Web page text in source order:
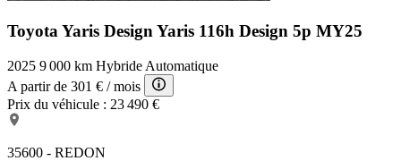
Toyota Yaris Design Yaris 116h Design 5p MY25
2025 9 000 km Hybride Automatique
A partir de 301 € / mois
Prix du véhicule : 23 490 €
35600 - REDON